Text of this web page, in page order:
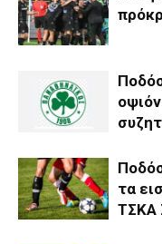
τα
ΤΣΚΑ